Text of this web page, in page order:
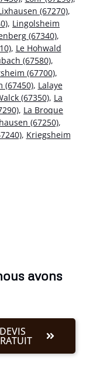
(67270),
, Lingolsheim
(67340),
, Le Hohwald
(67580),
(67700),
(67450), Lalaye
(67350), La
, La Broque
(67250),
, Kriegsheim
avons
DEVIS